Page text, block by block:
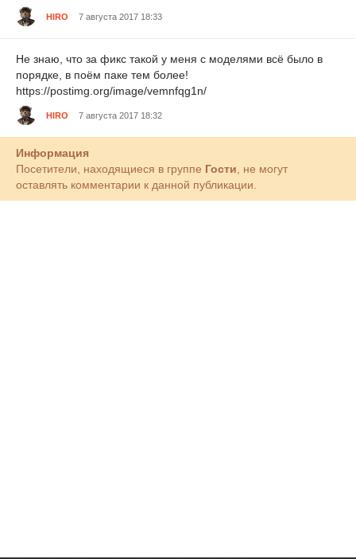
HIRO 7 августа 2017 18:33
Не знаю, что за фикс такой у меня с моделями всё было в
порядке, в поём паке тем более!
https://postimg.org/image/vemnfqg1n/
HIRO 7 августа 2017 18:32
Информация
Посетители, находящиеся в группе Гости , не могут
оставлять комментарии к данной публикации.